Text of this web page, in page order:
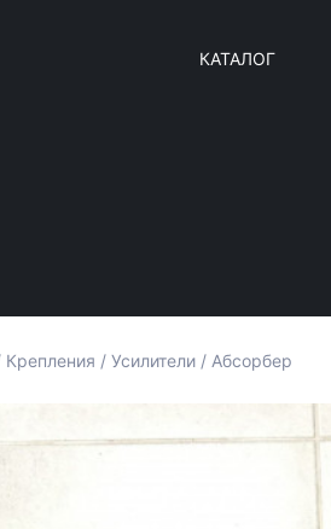
КАТАЛОГ
/ Усилители / Абсорбер